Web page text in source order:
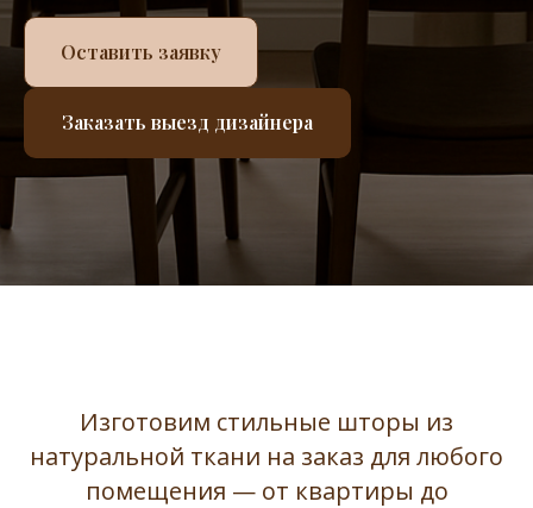
Оставить заявку
Заказать выезд дизайнера
Изготовим стильные шторы из
натуральной ткани на заказ для любого
помещения — от квартиры до